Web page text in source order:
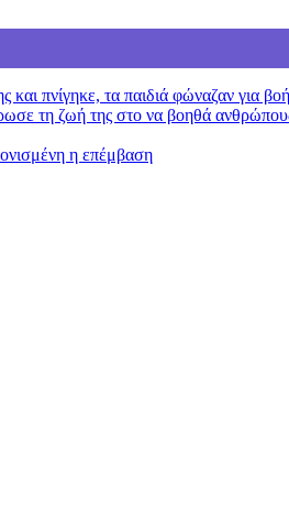
πνίγηκε, τα παιδιά φώναζαν για
τη ζωή της στο να βοηθά
η επέμβαση